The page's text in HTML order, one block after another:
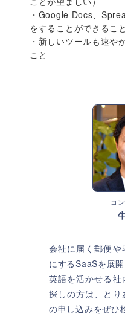
・Google Docs、
をすることができること
・新しいツールも速や
こと
コ
会社に届く郵便や
にするSaaSを展
英語を活かせる社
探しの方は、とり
の申し込みをぜひ